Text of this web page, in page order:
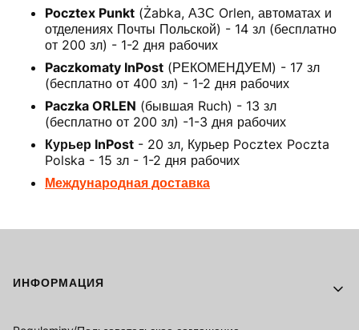
Pocztex Punkt (Żabka, АЗС Orlen, автоматах и
отделениях Почты Польской) - 14 зл (бесплатно
от 200 зл) - 1-2 дня рабочих
Paczkomaty InPost (РЕКОМЕНДУЕМ) - 17 зл
(бесплатно от 400 зл) - 1-2 дня рабочих
Paczka ORLEN (бывшая Ruch) - 13 зл
(бесплатно от 200 зл) -1-3 дня рабочих
Курьер InPost - 20 зл, Курьер Pocztex Poczta
Polska - 15 зл - 1-2 дня рабочих
Международная доставка
Footer menu
ИНФОРМАЦИЯ